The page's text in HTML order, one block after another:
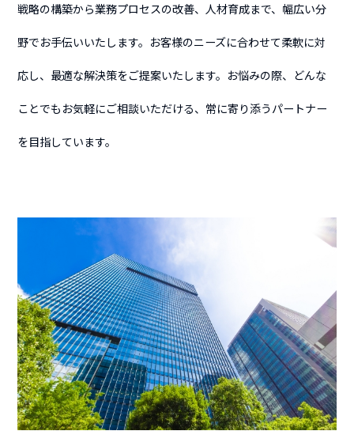
戦略の構築から業務プロセスの改善、人材育成まで、幅広い分
野でお手伝いいたします。お客様のニーズに合わせて柔軟に対
応し、最適な解決策をご提案いたします。お悩みの際、どんな
ことでもお気軽にご相談いただける、常に寄り添うパートナー
を目指しています。